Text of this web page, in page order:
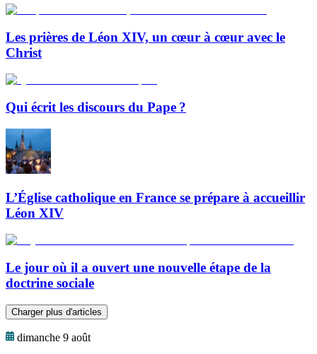
Les prières de Léon XIV, un cœur à cœur avec le
Christ
Qui écrit les discours du Pape ?
L’Église catholique en France se prépare à accueillir
Léon XIV
Le jour où il a ouvert une nouvelle étape de la
doctrine sociale
Charger plus d'articles
dimanche 9 août